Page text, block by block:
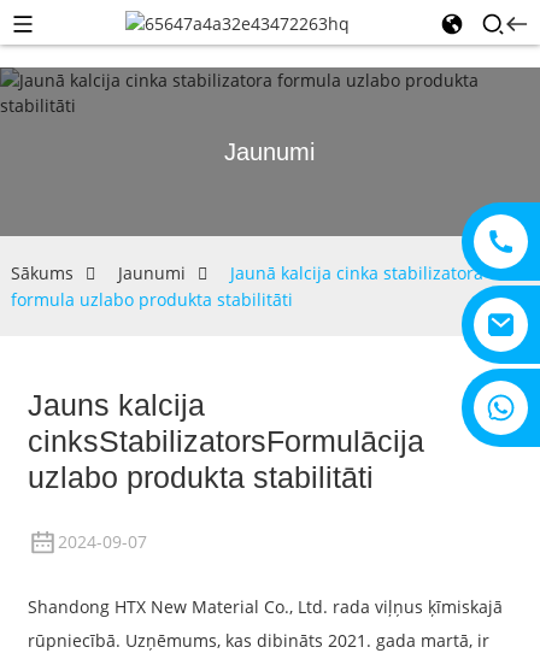
Jaunumi
Sākums Jaunumi
Jaunā kalcija cinka stabilizatora
formula uzlabo produkta stabilitāti
Jauns kalcija
cinksStabilizatorsFormulācija
uzlabo produkta stabilitāti
2024-09-07
Shandong HTX New Material Co., Ltd. rada viļņus ķīmiskajā
rūpniecībā. Uzņēmums, kas dibināts 2021. gada martā, ir